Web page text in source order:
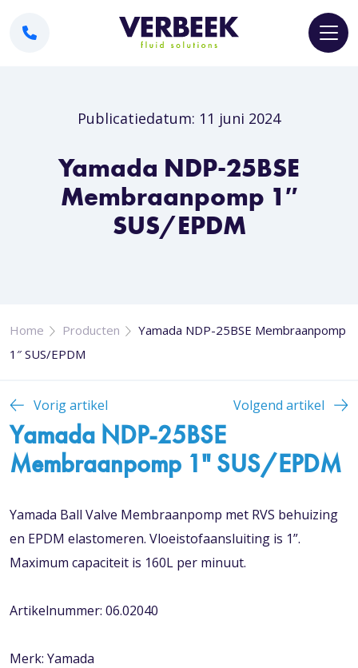
Publicatiedatum: 11 juni 2024
Yamada NDP-25BSE
Membraanpomp 1″
SUS/EPDM
Home Producten
Yamada NDP-25BSE Membraanpomp
1″ SUS/EPDM
Vorig artikel Volgend artikel
Yamada NDP-25BSE
Membraanpomp 1" SUS/EPDM
Yamada Ball Valve Membraanpomp met RVS behuizing
en EPDM elastomeren. Vloeistofaansluiting is 1”.
Maximum capaciteit is 160L per minuut.
Artikelnummer: 06.02040
Merk: Yamada